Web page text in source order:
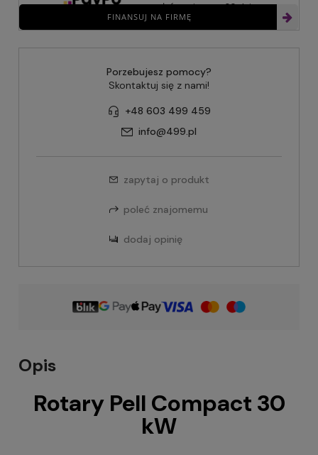
FINANSUJ NA FIRMĘ
zapłać za niego za 30 dni
Porzebujesz pomocy?
Skontaktuj się z nami!
+48 603 499 459
info@499.pl
zapytaj o produkt
poleć znajomemu
dodaj opinię
Opis
Rotary Pell Compact 30
kW